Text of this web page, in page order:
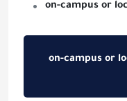
on-campus or
on-campus or